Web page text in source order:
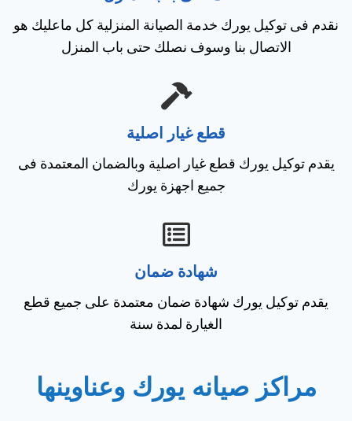
نقدم فى توكيل يورك خدمة الصيانة المنزلية كل ماعليك هو
الاتصال بنا وسوف نصلك حتى باب المنزل
قطع غيار اصلية
يقدم توكيل يورك قطع غيار اصلية وبالضمان المعتمدة فى
جميع اجهزة يورك
شهادة ضمان
يقدم توكيل يورك شهادة ضمان معتمدة على جميع قطع
الغيارة لمدة سنة
مراكز صيانه يورك وعناوينها